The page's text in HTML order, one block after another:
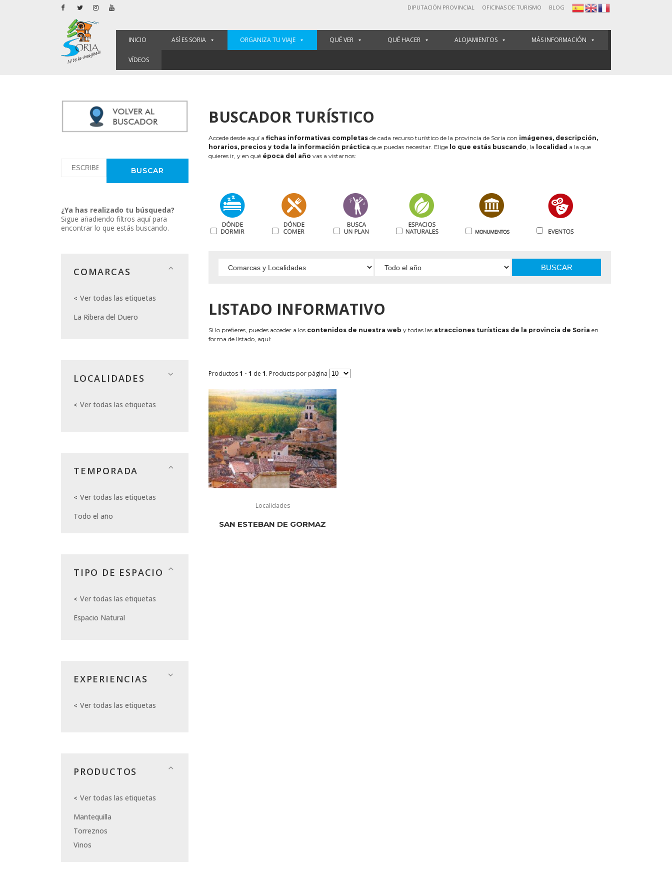
DIPUTACIÓN PROVINCIAL OFICINAS DE TURISMO BLOG
INICIO ASÍ ES SORIA ORGANIZA TU VIAJE QUÉ VER QUÉ HACER ALOJAMIENTOS MÁS INFORMACIÓN
VÍDEOS
¿Ya has realizado tu búsqueda?
Sigue añadiendo filtros aquí para
encontrar lo que estás buscando.
COMARCAS
Ver todas las etiquetas
La Ribera del Duero
LOCALIDADES
Ver todas las etiquetas
TEMPORADA
Ver todas las etiquetas
Todo el año
TIPO DE ESPACIO
Ver todas las etiquetas
Espacio Natural
EXPERIENCIAS
Ver todas las etiquetas
PRODUCTOS
Ver todas las etiquetas
Mantequilla
Torreznos
Vinos
BUSCADOR TURÍSTICO
Accede desde aquí a fichas informativas completas de cada recurso turístico de la provincia de Soria con imágenes, descripción,
horarios, precios y toda la información práctica que puedas necesitar. Elige lo que estás buscando, la localidad a la que
quieres ir, y en qué época del año vas a vistarnos:
BUSCAR
LISTADO INFORMATIVO
Si lo prefieres, puedes acceder a los contenidos de nuestra web y todas las atracciones turísticas de la provincia de Soria en
forma de listado, aquí:
Productos1 - 1 de 1. Products por página
Localidades
SAN ESTEBAN DE GORMAZ